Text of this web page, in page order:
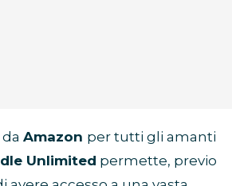
Amazon per tutti gli amanti
Unlimited permette, previo